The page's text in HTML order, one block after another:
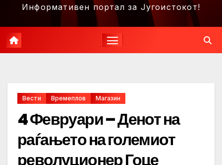
Информативен портал за Југоистокот!
Вести Времеплов Магазин
4 Февруари – Денот на
раѓањето на големиот
револуционер Гоце